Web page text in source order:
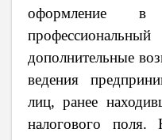
оформление
дополнительные
ведения
лиц, ранее
налогового поля.